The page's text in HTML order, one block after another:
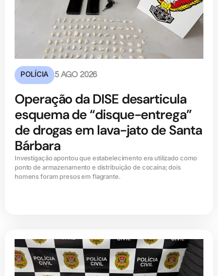
POLÍCIA 5 AGO 2026
Operação da DISE desarticula
esquema de “disque-entrega”
de drogas em lava-jato de Santa
Bárbara
Investigação apontou que estabelecimento era utilizado como
ponto de armazenamento e distribuição de cocaína; dois
homens foram presos em flagrante.